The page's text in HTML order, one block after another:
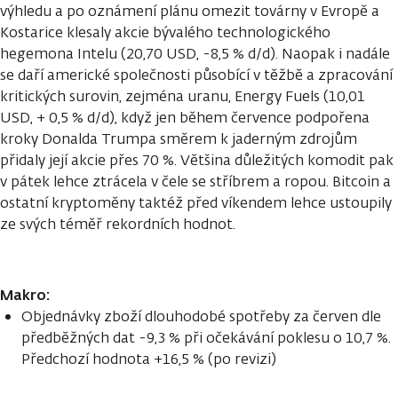
výhledu a po oznámení plánu omezit továrny v Evropě a
Kostarice klesaly akcie bývalého technologického
hegemona Intelu (20,70 USD, -8,5 % d/d). Naopak i nadále
se daří americké společnosti působící v těžbě a zpracování
kritických surovin, zejména uranu, Energy Fuels (10,01
USD, + 0,5 % d/d), když jen během července podpořena
kroky Donalda Trumpa směrem k jaderným zdrojům
přidaly její akcie přes 70 %. Většina důležitých komodit pak
v pátek lehce ztrácela v čele se stříbrem a ropou. Bitcoin a
ostatní kryptoměny taktéž před víkendem lehce ustoupily
ze svých téměř rekordních hodnot.
Makro:
Objednávky zboží dlouhodobé spotřeby za červen dle
předběžných dat -9,3 % při očekávání poklesu o 10,7 %.
Předchozí hodnota +16,5 % (po revizi)